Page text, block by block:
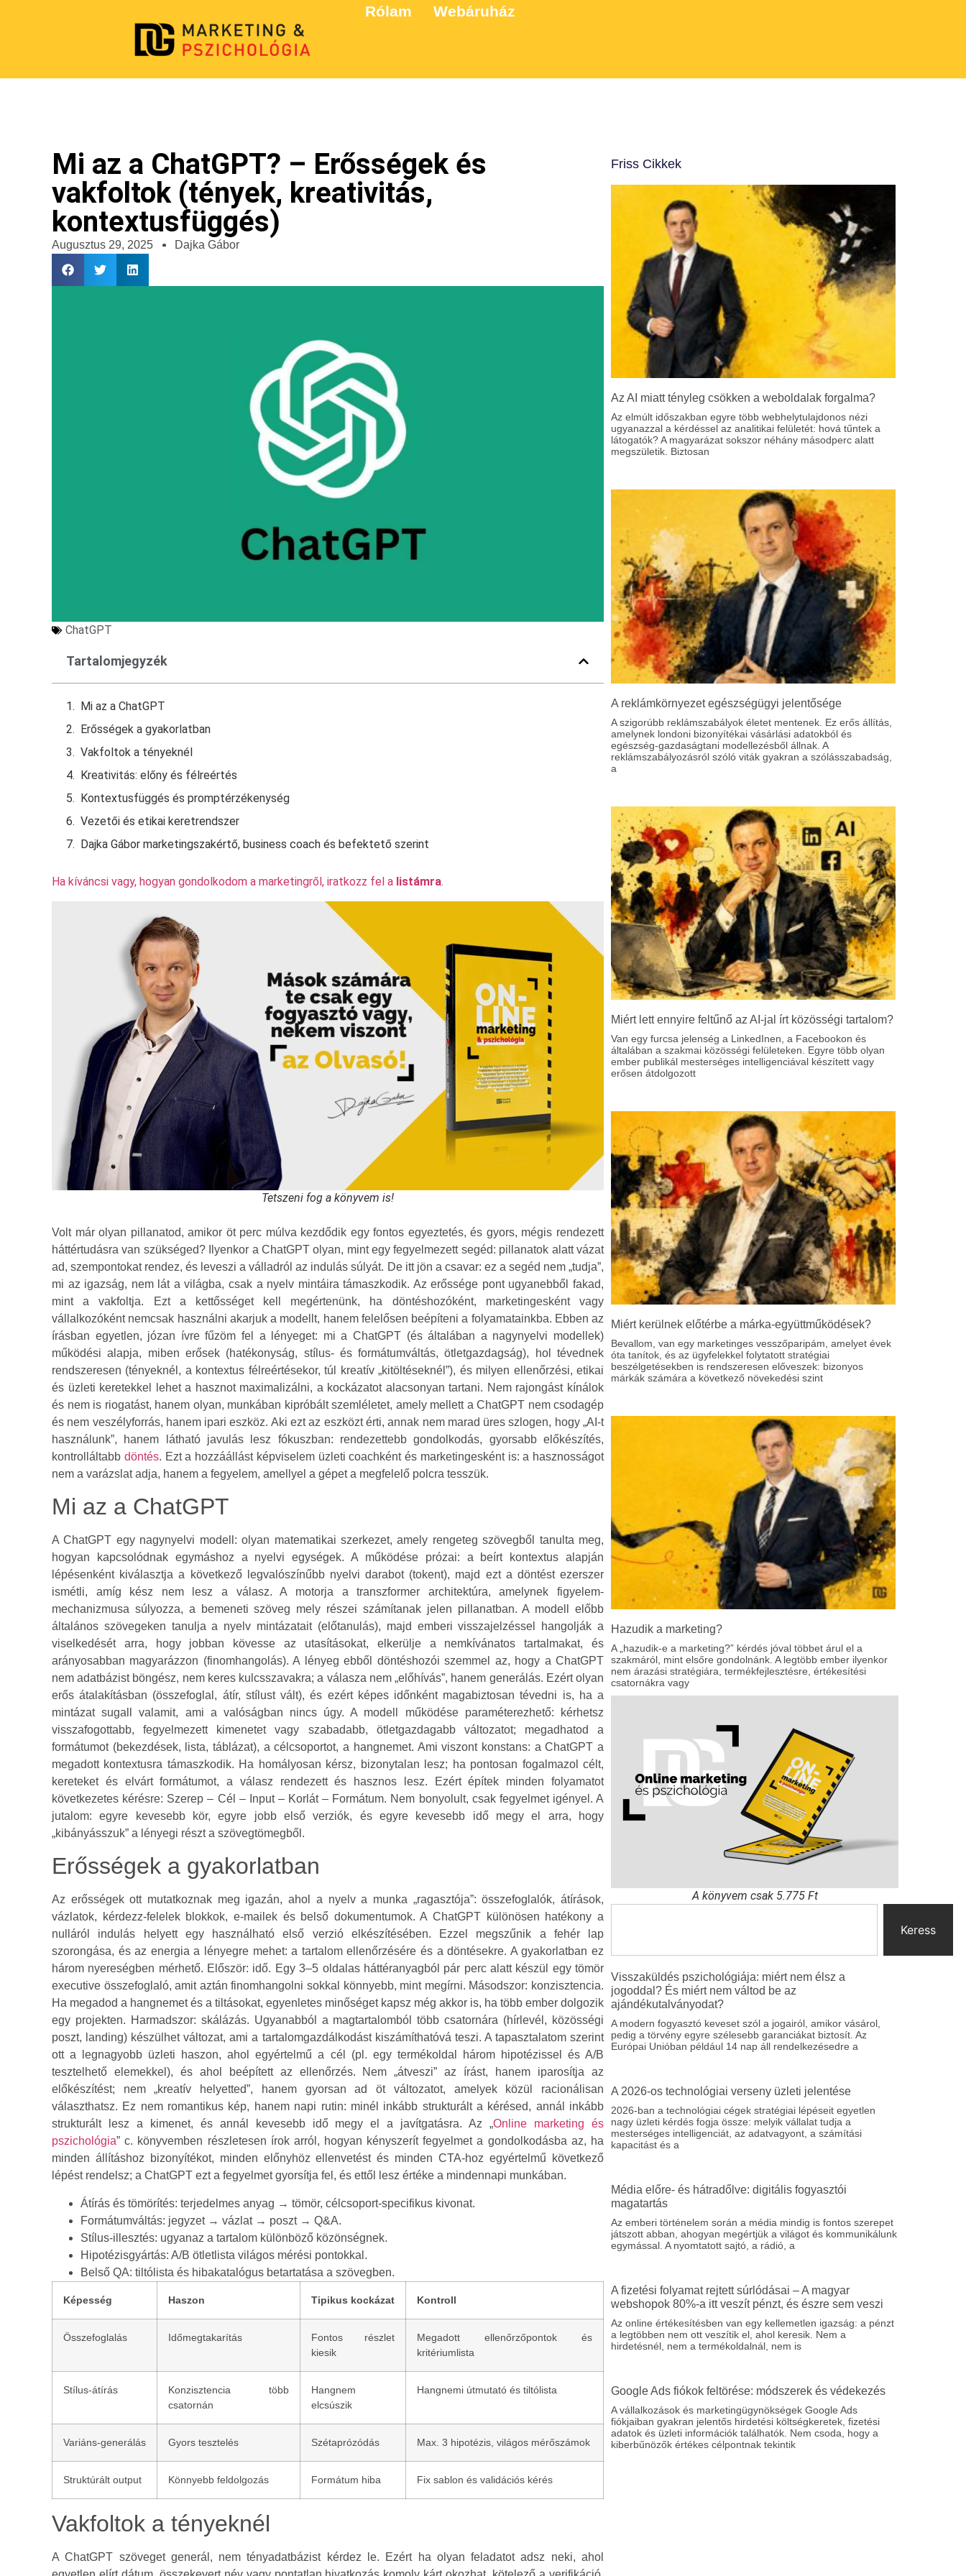
Rólam Webáruház
Mi az a ChatGPT? – Erősségek és
vakfoltok (tények, kreativitás,
kontextusfüggés)
Augusztus 29, 2025 Dajka Gábor
ChatGPT
Tartalomjegyzék
Mi az a ChatGPT
Erősségek a gyakorlatban
Vakfoltok a tényeknél
Kreativitás: előny és félreértés
Kontextusfüggés és promptérzékenység
Vezetői és etikai keretrendszer
Dajka Gábor marketingszakértő, business coach és befektető szerint
Ha kíváncsi vagy, hogyan gondolkodom a marketingről, iratkozz fel a listámra.
Tetszeni fog a könyvem is!
Volt már olyan pillanatod, amikor öt perc múlva kezdődik egy fontos egyeztetés, és gyors, mégis rendezett
háttértudásra van szükséged? Ilyenkor a ChatGPT olyan, mint egy fegyelmezett segéd: pillanatok alatt vázat
ad, szempontokat rendez, és leveszi a válladról az indulás súlyát. De itt jön a csavar: ez a segéd nem „tudja”,
mi az igazság, nem lát a világba, csak a nyelv mintáira támaszkodik. Az erőssége pont ugyanebből fakad,
mint a vakfoltja. Ezt a kettősséget kell megértenünk, ha döntéshozóként, marketingesként vagy
vállalkozóként nemcsak használni akarjuk a modellt, hanem felelősen beépíteni a folyamatainkba. Ebben az
írásban egyetlen, józan ívre fűzöm fel a lényeget: mi a ChatGPT (és általában a nagynyelvi modellek)
működési alapja, miben erősek (hatékonyság, stílus- és formátumváltás, ötletgazdagság), hol tévednek
rendszeresen (tényeknél, a kontextus félreértésekor, túl kreatív „kitöltéseknél”), és milyen ellenőrzési, etikai
és üzleti keretekkel lehet a hasznot maximalizálni, a kockázatot alacsonyan tartani. Nem rajongást kínálok
és nem is riogatást, hanem olyan, munkában kipróbált szemléletet, amely mellett a ChatGPT nem csodagép
és nem veszélyforrás, hanem ipari eszköz. Aki ezt az eszközt érti, annak nem marad üres szlogen, hogy „AI‑t
használunk”, hanem látható javulás lesz fókuszban: rendezettebb gondolkodás, gyorsabb előkészítés,
kontrolláltabb döntés. Ezt a hozzáállást képviselem üzleti coachként és marketingesként is: a hasznosságot
nem a varázslat adja, hanem a fegyelem, amellyel a gépet a megfelelő polcra tesszük.
Mi az a ChatGPT
A ChatGPT egy nagynyelvi modell: olyan matematikai szerkezet, amely rengeteg szövegből tanulta meg,
hogyan kapcsolódnak egymáshoz a nyelvi egységek. A működése prózai: a beírt kontextus alapján
lépésenként kiválasztja a következő legvalószínűbb nyelvi darabot (tokent), majd ezt a döntést ezerszer
ismétli, amíg kész nem lesz a válasz. A motorja a transzformer architektúra, amelynek figyelem-
mechanizmusa súlyozza, a bemeneti szöveg mely részei számítanak jelen pillanatban. A modell előbb
általános szövegeken tanulja a nyelv mintázatait (előtanulás), majd emberi visszajelzéssel hangolják a
viselkedését arra, hogy jobban kövesse az utasításokat, elkerülje a nemkívánatos tartalmakat, és
arányosabban magyarázzon (finomhangolás). A lényeg ebből döntéshozói szemmel az, hogy a ChatGPT
nem adatbázist böngész, nem keres kulcsszavakra; a válasza nem „előhívás”, hanem generálás. Ezért olyan
erős átalakításban (összefoglal, átír, stílust vált), és ezért képes időnként magabiztosan tévedni is, ha a
mintázat sugall valamit, ami a valóságban nincs úgy. A modell működése paraméterezhető: kérhetsz
visszafogottabb, fegyelmezett kimenetet vagy szabadabb, ötletgazdagabb változatot; megadhatod a
formátumot (bekezdések, lista, táblázat), a célcsoportot, a hangnemet. Ami viszont konstans: a ChatGPT a
megadott kontextusra támaszkodik. Ha homályosan kérsz, bizonytalan lesz; ha pontosan fogalmazol célt,
kereteket és elvárt formátumot, a válasz rendezett és hasznos lesz. Ezért építek minden folyamatot
következetes kérésre: Szerep – Cél – Input – Korlát – Formátum. Nem bonyolult, csak fegyelmet igényel. A
jutalom: egyre kevesebb kör, egyre jobb első verziók, és egyre kevesebb idő megy el arra, hogy
„kibányásszuk” a lényegi részt a szövegtömegből.
Erősségek a gyakorlatban
Az erősségek ott mutatkoznak meg igazán, ahol a nyelv a munka „ragasztója”: összefoglalók, átírások,
vázlatok, kérdezz-felelek blokkok, e‑mailek és belső dokumentumok. A ChatGPT különösen hatékony a
nulláról indulás helyett egy használható első verzió elkészítésében. Ezzel megszűnik a fehér lap
szorongása, és az energia a lényegre mehet: a tartalom ellenőrzésére és a döntésekre. A gyakorlatban ez
három nyereségben mérhető. Először: idő. Egy 3–5 oldalas háttéranyagból pár perc alatt készül egy tömör
executive összefoglaló, amit aztán finomhangolni sokkal könnyebb, mint megírni. Másodszor: konzisztencia.
Ha megadod a hangnemet és a tiltásokat, egyenletes minőséget kapsz még akkor is, ha több ember dolgozik
egy projekten. Harmadszor: skálázás. Ugyanabból a magtartalomból több csatornára (hírlevél, közösségi
poszt, landing) készülhet változat, ami a tartalomgazdálkodást kiszámíthatóvá teszi. A tapasztalatom szerint
ott a legnagyobb üzleti haszon, ahol egyértelmű a cél (pl. egy termékoldal három hipotézissel és A/B
tesztelhető elemekkel), és ahol beépített az ellenőrzés. Nem „átveszi” az írást, hanem iparosítja az
előkészítést; nem „kreatív helyetted”, hanem gyorsan ad öt változatot, amelyek közül racionálisan
választhatsz. Ez nem romantikus kép, hanem napi rutin: minél inkább strukturált a kérésed, annál inkább
strukturált lesz a kimenet, és annál kevesebb idő megy el a javítgatásra. Az „Online marketing és
pszichológia” c. könyvemben részletesen írok arról, hogyan kényszerít fegyelmet a gondolkodásba az, ha
minden állításhoz bizonyítékot, minden előnyhöz ellenvetést és minden CTA‑hoz egyértelmű következő
lépést rendelsz; a ChatGPT ezt a fegyelmet gyorsítja fel, és ettől lesz értéke a mindennapi munkában.
Átírás és tömörítés: terjedelmes anyag → tömör, célcsoport‑specifikus kivonat.
Formátumváltás: jegyzet → vázlat → poszt → Q&A.
Stílus‑illesztés: ugyanaz a tartalom különböző közönségnek.
Hipotézisgyártás: A/B ötletlista világos mérési pontokkal.
Belső QA: tiltólista és hibakatalógus betartatása a szövegben.
Képesség Haszon Tipikus kockázat Kontroll
Összefoglalás Időmegtakarítás
Fontos részlet
kiesik
Megadott ellenőrzőpontok és
kritériumlista
Stílus‑átírás
Konzisztencia több
csatornán
Hangnem
elcsúszik
Hangnemi útmutató és tiltólista
Variáns‑generálás Gyors tesztelés Szétaprózódás Max. 3 hipotézis, világos mérőszámok
Struktúrált output Könnyebb feldolgozás Formátum hiba Fix sablon és validációs kérés
Vakfoltok a tényeknél
A ChatGPT szöveget generál, nem tényadatbázist kérdez le. Ezért ha olyan feladatot adsz neki, ahol
Friss Cikkek
Az AI miatt tényleg csökken a weboldalak forgalma?
Az elmúlt időszakban egyre több webhelytulajdonos nézi
ugyanazzal a kérdéssel az analitikai felületét: hová tűntek a
látogatók? A magyarázat sokszor néhány másodperc alatt
megszületik. Biztosan
A reklámkörnyezet egészségügyi jelentősége
A szigorúbb reklámszabályok életet mentenek. Ez erős állítás,
amelynek londoni bizonyítékai vásárlási adatokból és
egészség-gazdaságtani modellezésből állnak. A
reklámszabályozásról szóló viták gyakran a szólásszabadság,
a
Miért lett ennyire feltűnő az AI-jal írt közösségi tartalom?
Van egy furcsa jelenség a LinkedInen, a Facebookon és
általában a szakmai közösségi felületeken. Egyre több olyan
ember publikál mesterséges intelligenciával készített vagy
erősen átdolgozott
Miért kerülnek előtérbe a márka-együttműködések?
Bevallom, van egy marketinges vesszőparipám, amelyet évek
óta tanítok, és az ügyfelekkel folytatott stratégiai
beszélgetésekben is rendszeresen előveszek: bizonyos
márkák számára a következő növekedési szint
Hazudik a marketing?
A „hazudik-e a marketing?” kérdés jóval többet árul el a
szakmáról, mint elsőre gondolnánk. A legtöbb ember ilyenkor
nem árazási stratégiára, termékfejlesztésre, értékesítési
csatornákra vagy
A könyvem csak 5.775 Ft
Keress
Visszaküldés pszichológiája: miért nem élsz a
jogoddal? És miért nem váltod be az
ajándékutalványodat?
A modern fogyasztó keveset szól a jogairól, amikor vásárol,
pedig a törvény egyre szélesebb garanciákat biztosít. Az
Európai Unióban például 14 nap áll rendelkezésedre a
A 2026-os technológiai verseny üzleti jelentése
2026-ban a technológiai cégek stratégiai lépéseit egyetlen
nagy üzleti kérdés fogja össze: melyik vállalat tudja a
mesterséges intelligenciát, az adatvagyont, a számítási
kapacitást és a
Média előre- és hátradőlve: digitális fogyasztói
magatartás
Az emberi történelem során a média mindig is fontos szerepet
játszott abban, ahogyan megértjük a világot és kommunikálunk
egymással. A nyomtatott sajtó, a rádió, a
A fizetési folyamat rejtett súrlódásai – A magyar
webshopok 80%-a itt veszít pénzt, és észre sem veszi
Az online értékesítésben van egy kellemetlen igazság: a pénzt
a legtöbben nem ott veszítik el, ahol keresik. Nem a
hirdetésnél, nem a termékoldalnál, nem is
Google Ads fiókok feltörése: módszerek és védekezés
A vállalkozások és marketingügynökségek Google Ads
fiókjaiban gyakran jelentős hirdetési költségkeretek, fizetési
adatok és üzleti információk találhatók. Nem csoda, hogy a
kiberbűnözők értékes célpontnak tekintik